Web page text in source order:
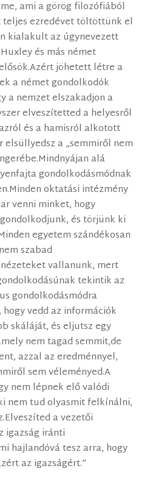
ami a görög filozófiából
teljes ezredévet töltöttünk el
kialakult az úgynevezett
és más német
jöhetett létre a
a német gondolkodók
a nemzet elszakadjon a
elveszítetted a helyesről
és a hamisról alkotott
a „semmiről nem
alá
gondolkodásmódnak
oktatási intézmény
venni minket, hogy
és törjünk ki
egyetem szándékosan
szabad
vallanunk, mert
tekintik az
gondolkodásmódra
vedd az információk
skáláját, és eljutsz egy
nem tagad semmit,de
azzal az eredménnyel,
sem véleményed.A
nem lépnek elő valódi
nem tud olyasmit felkínálni,
a vezetői
igazság iránti
hajlandóvá tesz arra, hogy
az igazságért.”